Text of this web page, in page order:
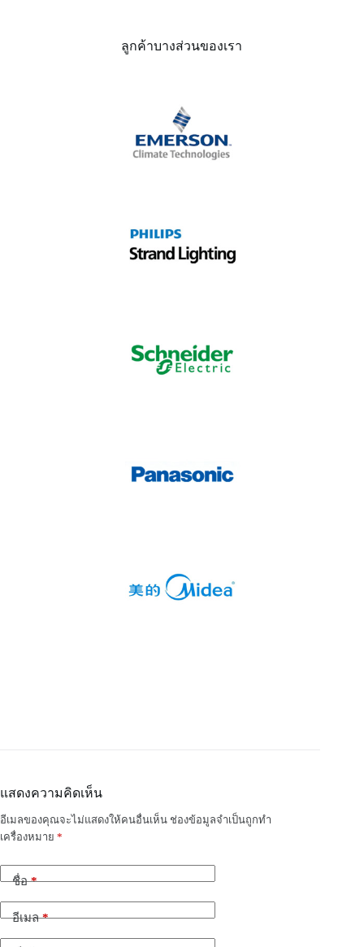
ลูกค้าบางส่วนของเรา
แสดงความคิดเห็น
อีเมลของคุณจะไม่แสดงให้คนอื่นเห็น ช่องข้อมูลจำเป็นถูกทำ
เครื่องหมาย *
ชื่อ*
อีเมล*